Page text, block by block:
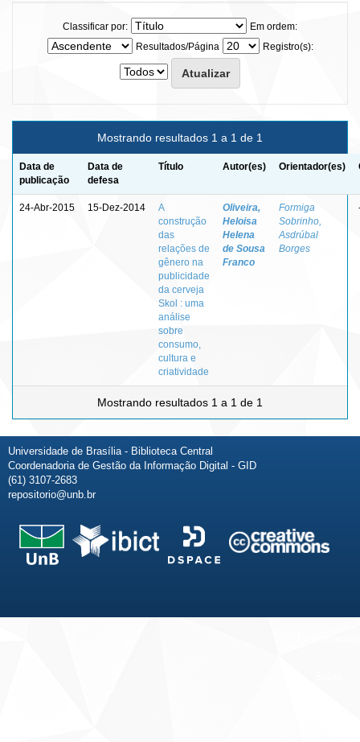
Classificar por:
Em ordem:
Resultados/Página
Registro(s):
Mostrando resultados 1 a 1 de 1
Data de
publicação
Data de
defesa
Título Autor(es) Orientador(es)
24-Abr-2015 15-Dez-2014
A
construção
das
relações de
gênero na
publicidade
da cerveja
Skol : uma
análise
sobre
consumo,
cultura e
criatividade
Oliveira,
Heloisa
Helena
de Sousa
Franco
Formiga
Sobrinho,
Asdrúbal
Borges
Mostrando resultados 1 a 1 de 1
Universidade de Brasília - Biblioteca Central
Coordenadoria de Gestão da Informação Digital - GID
(61) 3107-2683
repositorio@unb.br